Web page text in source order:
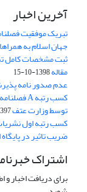
آخرین اخبار
تبریک موفقیت
جهان اسلام به
ثبت مشخصات کامل
مقاله1398-10-15
عدم صدور نامه
توسط وزارت عتف02-03
کسب رتبه اول
ضریب تاثیر در
اشتراک
برای دریافت اخبار